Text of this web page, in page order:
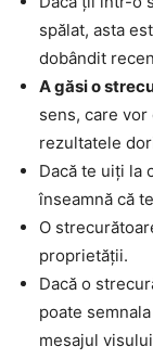
spălat, asta
dobândit
A găsi o
sens, care
rezultatele
Dacă te uiți la
înseamnă că
O
proprietății.
Dacă o
poate
mesajul